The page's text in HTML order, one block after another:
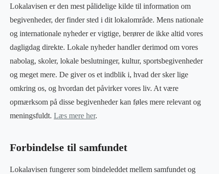
Lokalavisen er den mest pålidelige kilde til information om
begivenheder, der finder sted i dit lokalområde. Mens nationale
og internationale nyheder er vigtige, berører de ikke altid vores
dagligdag direkte. Lokale nyheder handler derimod om vores
nabolag, skoler, lokale beslutninger, kultur, sportsbegivenheder
og meget mere. De giver os et indblik i, hvad der sker lige
omkring os, og hvordan det påvirker vores liv. At være
opmærksom på disse begivenheder kan føles mere relevant og
meningsfuldt. Læs mere her.
Forbindelse til samfundet
Lokalavisen fungerer som bindeleddet mellem samfundet og